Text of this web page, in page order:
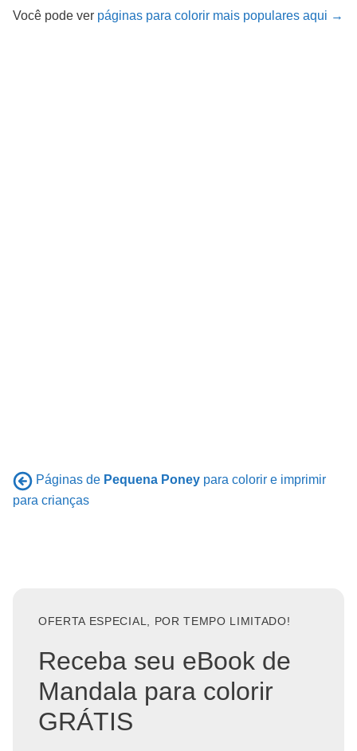
Você pode ver páginas para colorir mais populares aqui →
Páginas de Pequena Poney para colorir e imprimir
para crianças
OFERTA ESPECIAL, POR TEMPO LIMITADO!
Receba seu eBook de
Mandala para colorir
GRÁTIS